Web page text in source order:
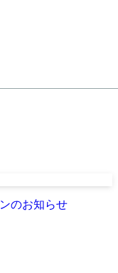
のお知らせ